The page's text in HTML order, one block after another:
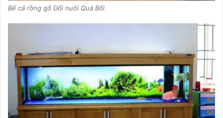
Bể cá rồng gỗ Dổi nuôi Quá Bối